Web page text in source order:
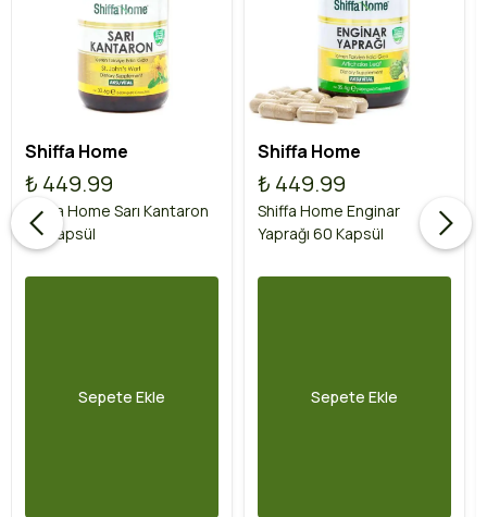
Shiffa Home
₺ 449.99
Shiffa Home Sarı Kantaron
60 Kapsül
Sepete Ekle
Shiffa Home
₺ 449.99
Shiffa Home Enginar
Yaprağı 60 Kapsül
Sepete Ekle